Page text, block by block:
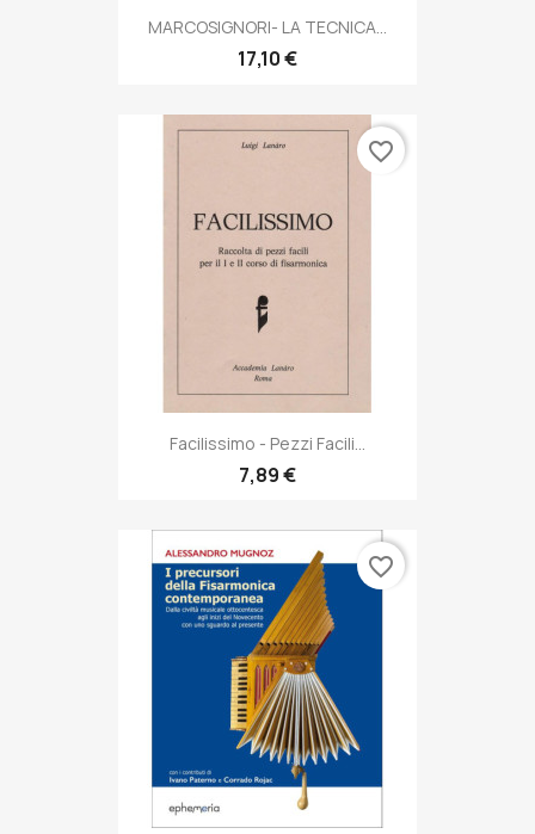
MARCOSIGNORI- LA TECNICA...
17,10 €
Facilissimo - Pezzi Facili...
7,89 €
favorite_border
favorite_border